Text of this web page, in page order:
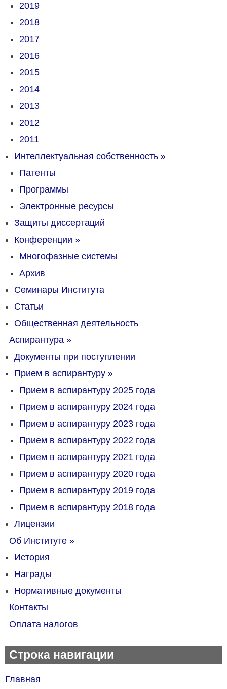
2019
2018
2017
2016
2015
2014
2013
2012
2011
Интеллектуальная собственность »
Патенты
Программы
Электронные ресурсы
Защиты диссертаций
Конференции »
Многофазные системы
Архив
Семинары Института
Статьи
Общественная деятельность
Аспирантура »
Документы при поступлении
Прием в аспирантуру »
Прием в аспирантуру 2025 года
Прием в аспирантуру 2024 года
Прием в аспирантуру 2023 года
Прием в аспирантуру 2022 года
Прием в аспирантуру 2021 года
Прием в аспирантуру 2020 года
Прием в аспирантуру 2019 года
Прием в аспирантуру 2018 года
Лицензии
Об Институте »
История
Награды
Нормативные документы
Контакты
Оплата налогов
Строка навигации
Главная